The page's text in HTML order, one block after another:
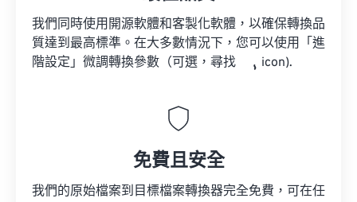
我們同時使用開源軟體和客製化軟體，以確保轉換品
質達到最高標準。在大多數情況下，您可以使用「進
階設定」微調轉換參數（可選，尋找
icon).
免費且安全
我們的原始檔案到目標檔案轉換器完全免費，可在任